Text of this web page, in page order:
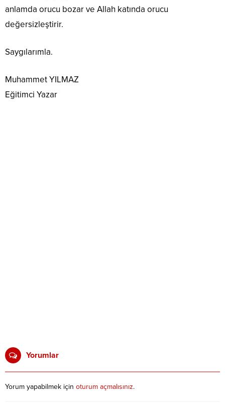
anlamda orucu bozar ve Allah katında orucu
değersizleştirir.
Saygılarımla.
Muhammet YILMAZ
Eğitimci Yazar
Yorumlar
Yorum yapabilmek için oturum açmalısınız.